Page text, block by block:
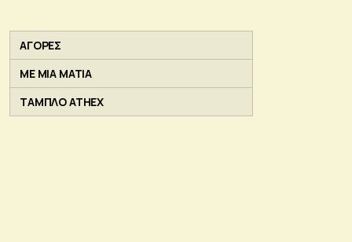
ΑΓΟΡΕΣ
ΜΕ ΜΙΑ ΜΑΤΙΑ
ΤΑΜΠΛΟ ATHEX